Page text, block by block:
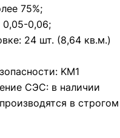
75%;
0,05-0,06;
24 шт. (8,64 кв.м.)
KM1
СЭС: в наличии
в